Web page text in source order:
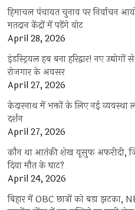
हिमाचल पंचायत चुनाव पर निर्वाचन
मतदान केंद्रों में पड़ेंगे वोट
April 28, 2026
इंडस्ट्रियल हब बना हरिद्वार! नए
रोजगार के अवसर
April 27, 2026
केदारनाथ में भक्तों के लिए नई व्यवस्था
दर्शन
April 27, 2026
कौन था आतंकी शेख यूसुफ अफरीदी,
दिया मौत के घाट?
April 24, 2026
बिहार में OBC छात्रों को बड़ा झटका,